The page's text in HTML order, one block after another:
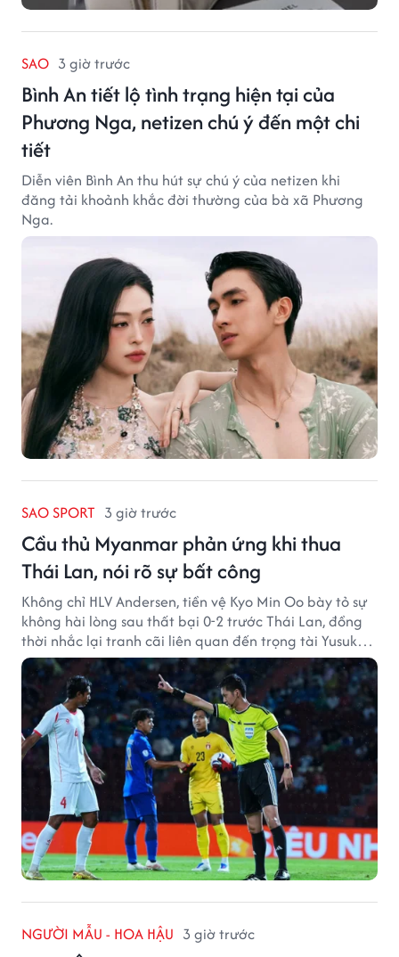
SAO 3 giờ trước
Bình An tiết lộ tình trạng hiện tại của
Phương Nga, netizen chú ý đến một chi
tiết
Diễn viên Bình An thu hút sự chú ý của netizen khi
đăng tải khoảnh khắc đời thường của bà xã Phương
Nga.
SAO SPORT 3 giờ trước
Cầu thủ Myanmar phản ứng khi thua
Thái Lan, nói rõ sự bất công
Không chỉ HLV Andersen, tiền vệ Kyo Min Oo bày tỏ sự
không hài lòng sau thất bại 0-2 trước Thái Lan, đồng
thời nhắc lại tranh cãi liên quan đến trọng tài Yusuke
Ohashi.
NGƯỜI MẪU - HOA HẬU 3 giờ trước